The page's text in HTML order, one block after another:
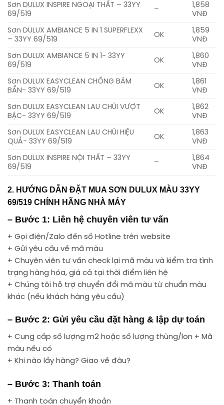
Sơn DULUX INSPIRE NGOẠI THẤT – 33YY
69/519
–
1,858
VNĐ
Sơn DULUX AMBIANCE 5 IN 1 SUPERFLEXX
– 33YY 69/519
OK
1,859
VNĐ
Sơn DULUX AMBIANCE 5 IN 1- 33YY
69/519
OK
1,860
VNĐ
Sơn DULUX EASYCLEAN CHỐNG BÁM
BẨN- 33YY 69/519
OK
1,861
VNĐ
Sơn DULUX EASYCLEAN LAU CHÙI VƯỢT
BẬC- 33YY 69/519
OK
1,862
VNĐ
Sơn DULUX EASYCLEAN LAU CHÙI HIỆU
QUẢ- 33YY 69/519
OK
1,863
VNĐ
Sơn DULUX INSPIRE NỘI THẤT – 33YY
69/519
–
1,864
VNĐ
2. HƯỚNG DẪN ĐẶT MUA SƠN DULUX MÀU 33YY
69/519 CHÍNH HÃNG NHÀ MÁY
– Bước 1: Liên hệ chuyên viên tư vấn
+ Gọi điện/Zalo đến số Hotline trên website
+ Gửi yêu cầu về mã màu
+ Chuyên viên tư vấn check lại mã màu và kiểm tra tình
trạng hàng hóa, giá cả tại thời điểm liên hệ
+ Chúng tôi hỗ trợ chuyển đổi mã màu từ chuẩn màu
khác (nếu khách hàng yêu cầu)
– Bước 2: Gửi yêu cầu đặt hàng & lập dự toán
+ Cung cấp số lượng m2 hoặc số lượng thùng/lon + Mã
màu nếu có
+ Khi nào lấy hàng? Giao về đâu?
– Bước 3: Thanh toán
+ Thanh toán chuyển khoản